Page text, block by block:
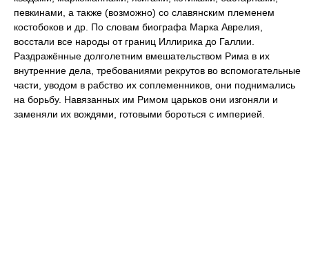
певкинами, а также (возможно) со славянским племенем
костобоков и др. По словам биографа Марка Аврелия,
восстали все народы от границ Иллирика до Галлии.
Раздражённые долголетним вмешательством Рима в их
внутренние дела, требованиями рекрутов во вспомогательные
части, уводом в рабство их соплеменников, они поднимались
на борьбу. Навязанных им Римом царьков они изгоняли и
заменяли их вождями, готовыми бороться с империей.